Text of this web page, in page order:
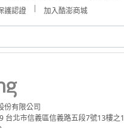
護認證
加入酷澎商城
份有限公司
台北市信義區信義路五段7號13樓之1